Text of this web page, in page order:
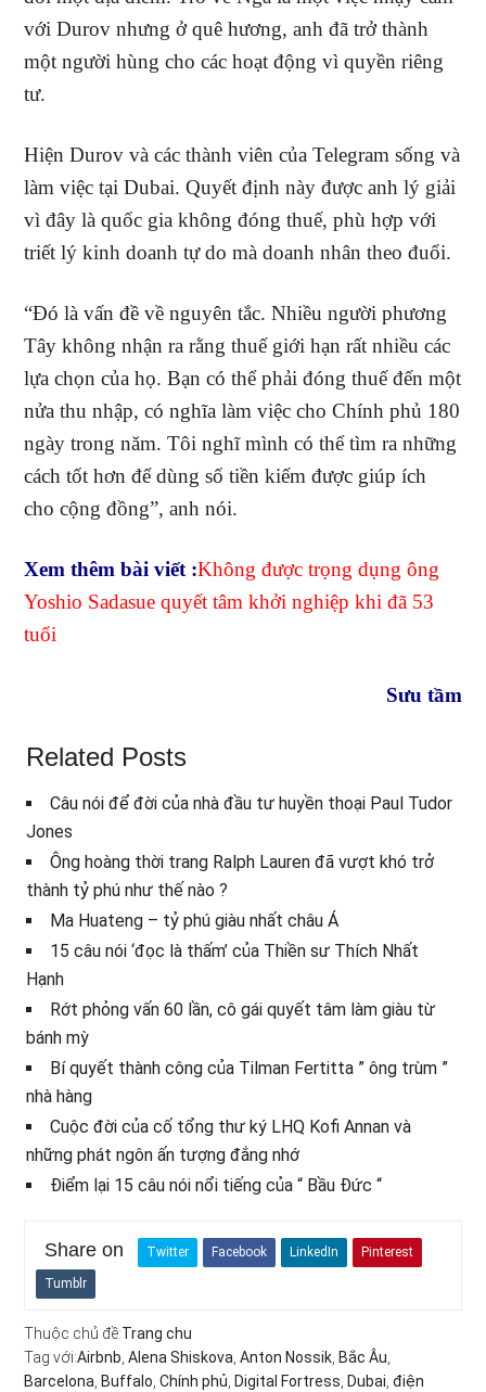
với Durov nhưng ở quê hương, anh đã trở thành
một người hùng cho các hoạt động vì quyền riêng
tư.
Hiện Durov và các thành viên của Telegram sống và
làm việc tại Dubai. Quyết định này được anh lý giải
vì đây là quốc gia không đóng thuế, phù hợp với
triết lý kinh doanh tự do mà doanh nhân theo đuổi.
“Đó là vấn đề về nguyên tắc. Nhiều người phương
Tây không nhận ra rằng thuế giới hạn rất nhiều các
lựa chọn của họ. Bạn có thể phải đóng thuế đến một
nửa thu nhập, có nghĩa làm việc cho Chính phủ 180
ngày trong năm. Tôi nghĩ mình có thể tìm ra những
cách tốt hơn để dùng số tiền kiếm được giúp ích
cho cộng đồng”, anh nói.
Xem thêm bài viết :Không được trọng dụng ông
Yoshio Sadasue quyết tâm khởi nghiệp khi đã 53
tuổi
Sưu tầm
Related Posts
Câu nói để đời của nhà đầu tư huyền thoại Paul Tudor
Jones
Ông hoàng thời trang Ralph Lauren đã vượt khó trở
thành tỷ phú như thế nào ?
Ma Huateng – tỷ phú giàu nhất châu Á
15 câu nói ‘đọc là thấm’ của Thiền sư Thích Nhất
Hạnh
Rớt phỏng vấn 60 lần, cô gái quyết tâm làm giàu từ
bánh mỳ
Bí quyết thành công của Tilman Fertitta ” ông trùm ”
nhà hàng
Cuộc đời của cố tổng thư ký LHQ Kofi Annan và
những phát ngôn ấn tượng đắng nhớ
Điểm lại 15 câu nói nổi tiếng của “ Bầu Đức “
Share on Twitter Facebook LinkedIn Pinterest
Tumblr
Thuộc chủ đề:Trang chu
Tag với:Airbnb ,Alena Shiskova ,Anton Nossik Bắc Âu
Barcelona Buffalo ,Chính phủ Digital Fortress Dubai ,điện